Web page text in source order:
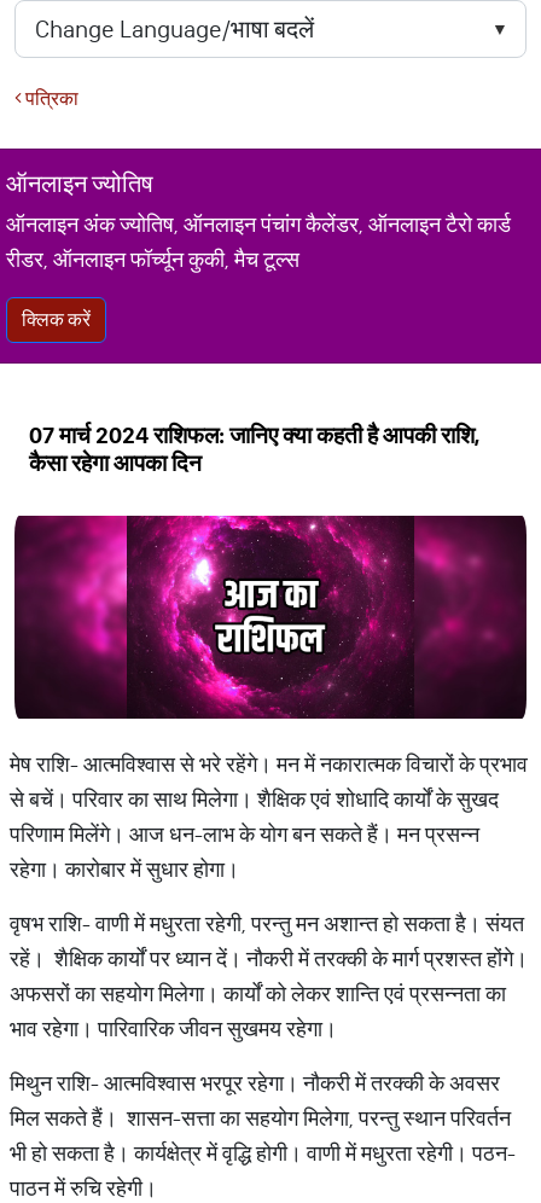
पत्रिका
ऑनलाइन ज्योतिष
ऑनलाइन अंक ज्योतिष, ऑनलाइन पंचांग कैलेंडर, ऑनलाइन टैरो कार्ड
रीडर, ऑनलाइन फॉर्च्यून कुकी, मैच टूल्स
क्लिक करें
07 मार्च 2024 राशिफल: जानिए क्या कहती है आपकी राशि,
कैसा रहेगा आपका दिन
मेष राशि- आत्मविश्वास से भरे रहेंगे। मन में नकारात्मक विचारों के प्रभाव
से बचें। परिवार का साथ मिलेगा। शैक्षिक एवं शोधादि कार्यों के सुखद
परिणाम मिलेंगे। आज धन-लाभ के योग बन सकते हैं। मन प्रसन्न
रहेगा। कारोबार में सुधार होगा।
वृषभ राशि- वाणी में मधुरता रहेगी, परन्तु मन अशान्त हो सकता है। संयत
रहें। शैक्षिक कार्यों पर ध्यान दें। नौकरी में तरक्की के मार्ग प्रशस्त होंगे।
अफसरों का सहयोग मिलेगा। कार्यों को लेकर शान्ति एवं प्रसन्नता का
भाव रहेगा। पारिवारिक जीवन सुखमय रहेगा।
मिथुन राशि- आत्मविश्वास भरपूर रहेगा। नौकरी में तरक्की के अवसर
मिल सकते हैं। शासन-सत्ता का सहयोग मिलेगा, परन्तु स्थान परिवर्तन
भी हो सकता है। कार्यक्षेत्र में वृद्धि होगी। वाणी में मधुरता रहेगी। पठन-
पाठन में रुचि रहेगी।